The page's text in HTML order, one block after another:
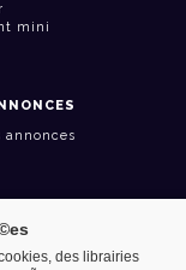
mini
annonces
des librairies